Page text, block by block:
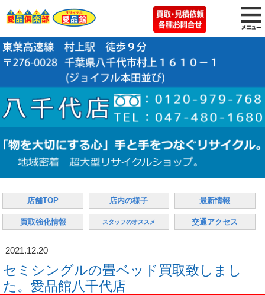
店舗TOP 店内の様子 最新情報
買取強化情報 スタッフのオススメ 交通アクセス
2021.12.20
セミシングルの畳ベッド買取致しまし
た。愛品館八千代店